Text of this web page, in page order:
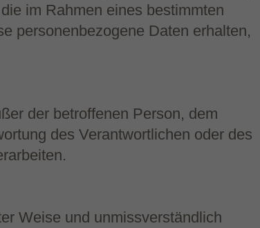
im Rahmen eines bestimmten
personenbezogene Daten erhalten,
der betroffenen Person, dem
des Verantwortlichen oder des
Weise und unmissverständlich